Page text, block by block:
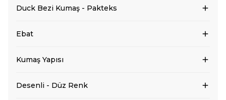
Duck Bezi Kumaş - Pakteks
Ebat
Kumaş Yapısı
Desenli - Düz Renk